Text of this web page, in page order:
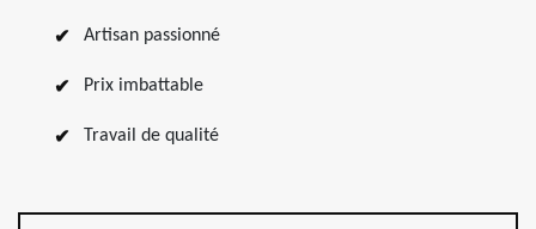
Artisan passionné
Prix imbattable
Travail de qualité